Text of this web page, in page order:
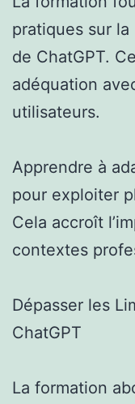
pratiques sur
de ChatGPT.
adéquation
utilisateurs.
Apprendre à
pour exploiter
Cela accroît
contextes
Dépasser les
ChatGPT
La formation